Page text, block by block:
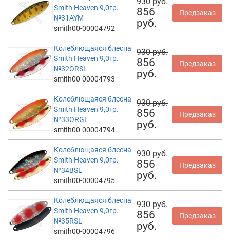
Smith Heaven 9,0гр.
№31AYM
smith00-00004792
856
руб.
Предзаказ
Колеблющаяся блесна
Smith Heaven 9,0гр.
№32ORSL
smith00-00004793
930 руб.
856
руб.
Предзаказ
Колеблющаяся блесна
Smith Heaven 9,0гр.
№33ORGL
smith00-00004794
930 руб.
856
руб.
Предзаказ
Колеблющаяся блесна
Smith Heaven 9,0гр.
№34BSL
smith00-00004795
930 руб.
856
руб.
Предзаказ
Колеблющаяся блесна
Smith Heaven 9,0гр.
№35RSL
smith00-00004796
930 руб.
856
руб.
Предзаказ